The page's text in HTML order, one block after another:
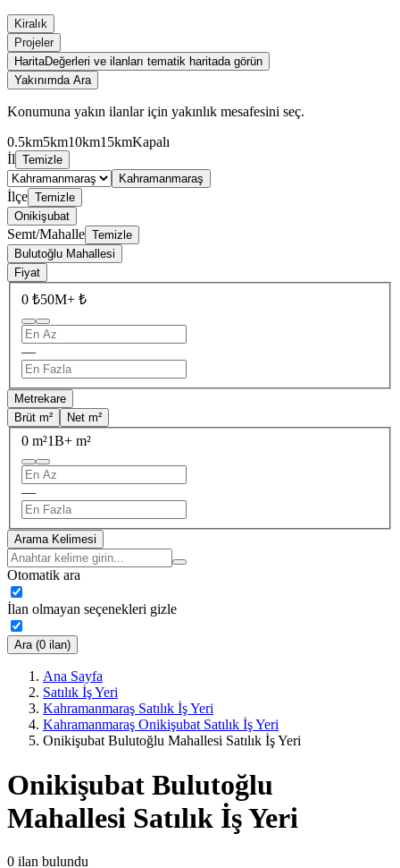
Kiralık
Projeler
HaritaDeğerleri ve ilanları tematik haritada görün
Yakınımda Ara
Konumuna yakın ilanlar için yakınlık mesafesini seç.
0.5km5km10km15kmKapalı
İl Temizle
Kahramanmaraş
İlçe Temizle
Onikişubat
Semt/Mahalle Temizle
Bulutoğlu Mahallesi
Fiyat
0 ₺50M+ ₺
—
Metrekare
Brüt m²
Net m²
0 m²1B+ m²
—
Arama Kelimesi
Otomatik ara
İlan olmayan seçenekleri gizle
Ara (0 ilan)
Ana Sayfa
Satılık İş Yeri
Kahramanmaraş Satılık İş Yeri
Kahramanmaraş Onikişubat Satılık İş Yeri
Onikişubat Bulutoğlu Mahallesi Satılık İş Yeri
Onikişubat Bulutoğlu
Mahallesi Satılık İş Yeri
0 ilan bulundu